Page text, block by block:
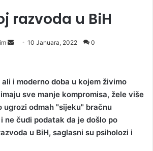
razvoda u BiH
d
a
n
10 Januara, 2022 0
i moderno doba u kojem živimo
sve manje kompromisa, žele više
ugrozi odmah "sijeku" bračnu
ne čudi podatak da je došlo po
u BiH, saglasni su psiholozi i